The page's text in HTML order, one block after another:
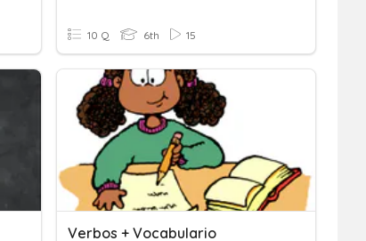
10 Q 6th 15
Verbos + Vocabulario